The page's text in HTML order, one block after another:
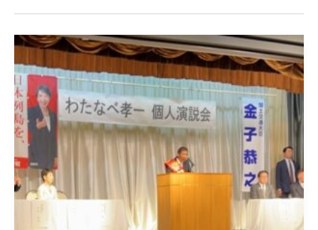
北
道
第
十
選
挙
区
自
民